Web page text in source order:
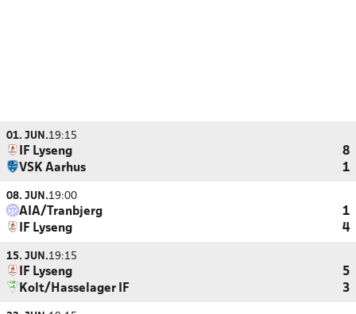
01. JUN.19:15
IF Lyseng
8
VSK Aarhus
1
08. JUN.19:00
AIA/Tranbjerg
1
IF Lyseng
4
15. JUN.19:15
IF Lyseng
5
Kolt/Hasselager IF
3